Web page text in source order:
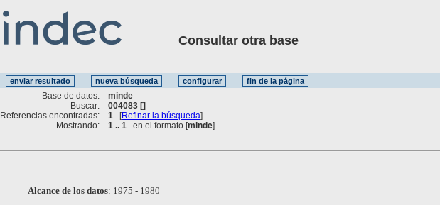
Consultar otra base
Base de datos:
minde
Buscar:
004083 []
Referencias encontradas:
1 [Refinar la búsqueda]
Mostrando:
1 .. 1 en el formato [minde]
Alcance de los datos: 1975 - 1980